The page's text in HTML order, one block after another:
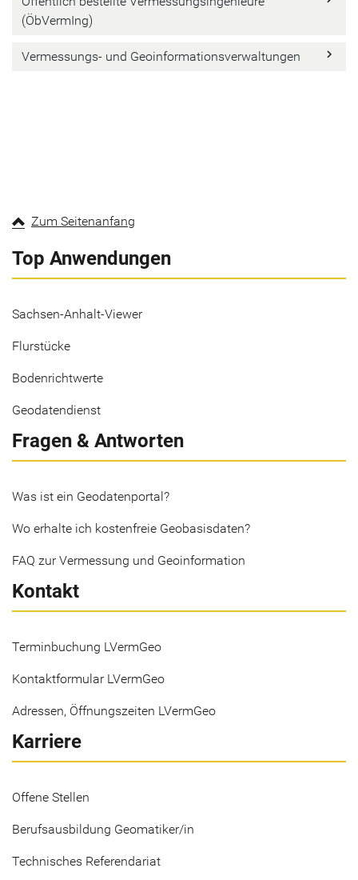
(ÖbVermIng)
Vermessungs- und Geoinformationsverwaltungen keyboard_arrow_right
Zum Seitenanfang
Top Anwendungen
Sachsen-Anhalt-Viewer
Flurstücke
Bodenrichtwerte
Geodatendienst
Fragen & Antworten
Was ist ein Geodatenportal?
Wo erhalte ich kostenfreie Geobasisdaten?
FAQ zur Vermessung und Geoinformation
Kontakt
Terminbuchung LVermGeo
Kontaktformular LVermGeo
Adressen, Öffnungszeiten LVermGeo
Karriere
Offene Stellen
Berufsausbildung Geomatiker/in
Technisches Referendariat